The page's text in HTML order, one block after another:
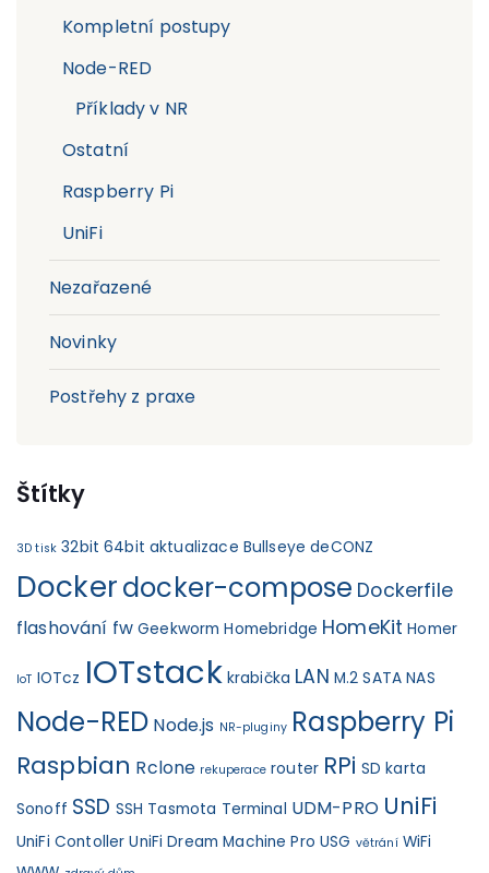
Kompletní postupy
Node-RED
Příklady v NR
Ostatní
Raspberry Pi
UniFi
Nezařazené
Novinky
Postřehy z praxe
Štítky
3D tisk 32bit 64bit aktualizace Bullseye deCONZ
Dockerdocker-compose Dockerfile
flashování fw Geekworm Homebridge HomeKit Homer
IoT IOTcz IOTstack krabička LAN M.2 SATA NAS
Node-RED Node.js NR-pluginy Raspberry Pi
Raspbian Rclone rekuperace router RPi SD karta
Sonoff SSD SSH Tasmota Terminal UDM-PRO UniFi
UniFi Contoller UniFi Dream Machine Pro USG větrání WiFi